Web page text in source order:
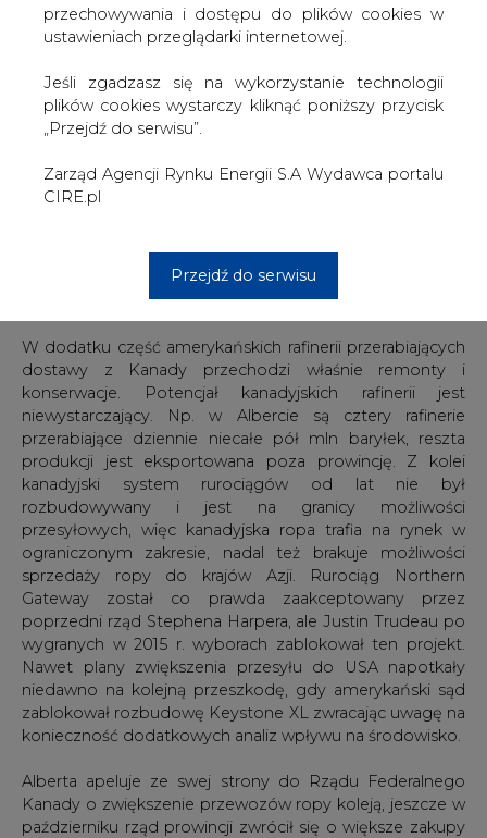
przechowywania i dostępu do plików cookies w
ustawieniach przeglądarki internetowej.
Jeśli zgadzasz się na wykorzystanie technologii
plików cookies wystarczy kliknąć poniższy przycisk
„Przejdź do serwisu”.
Zarząd Agencji Rynku Energii S.A Wydawca portalu
CIRE.pl
Przejdź do serwisu
USD za baryłkę, podczas gdy benchmark West Texas
Intermediate wyniósł 56,49 USD. Jak podawał
Bloomberg, cena kanadyjskiej ropy jest najniższa od 10
lat. Jedną z przyczyn jest rosnąca produkcja w Albercie.
Firmy w prowincji produkują 3,5 mln baryłek ropy.
Wydawałoby się, że tak tanią ropę można łatwo
sprzedać, ale w istocie jedynym zagranicznym odbiorcą
kanadyjskiej ropy są rafinerie w USA, płacące niższe ceny
dwóch latach kształtował się na poziomie 13 USD,
niestanowiącym problemu dla producentów, a zaczął
rosnąć na początku br.
W dodatku część amerykańskich rafinerii przerabiających
dostawy z Kanady przechodzi właśnie remonty i
konserwacje. Potencjał kanadyjskich rafinerii jest
niewystarczający. Np. w Albercie są cztery rafinerie
przerabiające dziennie niecałe pół mln baryłek, reszta
produkcji jest eksportowana poza prowincję. Z kolei
kanadyjski system rurociągów od lat nie był
rozbudowywany i jest na granicy możliwości
przesyłowych, więc kanadyjska ropa trafia na rynek w
ograniczonym zakresie, nadal też brakuje możliwości
sprzedaży ropy do krajów Azji. Rurociąg Northern
Gateway został co prawda zaakceptowany przez
poprzedni rząd Stephena Harpera, ale Justin Trudeau po
wygranych w 2015 r. wyborach zablokował ten projekt.
Nawet plany zwiększenia przesyłu do USA napotkały
niedawno na kolejną przeszkodę, gdy amerykański sąd
zablokował rozbudowę Keystone XL zwracając uwagę na
konieczność dodatkowych analiz wpływu na środowisko.
Alberta apeluje ze swej strony do Rządu Federalnego
Kanady o zwiększenie przewozów ropy koleją, jeszcze w
październiku rząd prowincji zwrócił się o większe zakupy